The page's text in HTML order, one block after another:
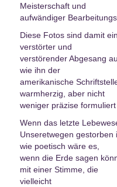
Meisterschaft und
aufwändiger
Diese Fotos sind damit
verstörter und
verstörender Abgesang
wie ihn der
amerikanische
warmherzig, aber nicht
weniger präzise
Wenn das letzte
Unseretwegen gestorben
wie poetisch wäre es,
wenn die Erde sagen
mit einer Stimme, die
vielleicht